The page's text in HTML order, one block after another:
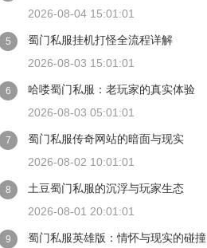
2026-08-04 15:01:01
5
蜀门私服挂机打怪全流程详解
2026-08-03 15:01:01
6
哈喽蜀门私服：老玩家的真实体验
2026-08-03 05:01:01
7
蜀门私服传奇网站的暗面与现实
2026-08-02 10:01:01
8
土豆蜀门私服的沉浮与玩家生态
2026-08-01 20:01:01
9
蜀门私服英雄版：情怀与现实的碰撞